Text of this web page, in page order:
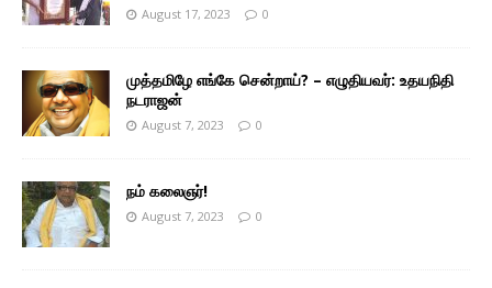
August 17, 2023 0
முத்தமிழே எங்கே சென்றாய்? – எழுதியவர்: உதயநிதி
நடராஜன்
August 7, 2023 0
நம் கலைஞர்!
August 7, 2023 0